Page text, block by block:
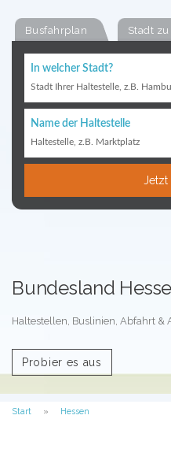
Busfahrplan Stadt
In welcher Stadt?
Stadt Ihrer Haltestelle, z.B.
Name der Haltestelle
Haltestelle, z.B. Marktplatz
Jetzt
Bundesland
Haltestellen, Buslinien, Abfahrt &
Probier es aus
Start Hessen